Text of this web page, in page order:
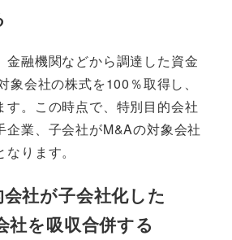
金融機関などから調達した資金
象会社の株式を100％取得し、
す。この時点で、特別目的会社
企業、子会社がM&Aの対象会社
ります。
会社が子会社化した
社を吸収合併する